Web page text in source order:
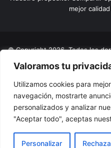
Valoramos tu
Utilizamos cookies para
navegación, mostrarte
personalizados y analizar
"Aceptar todo", aceptas
Personalizar
mejor
© Copyright 2026, Todos los
SAS BIC
Home
Actualidad
El Tinteadero